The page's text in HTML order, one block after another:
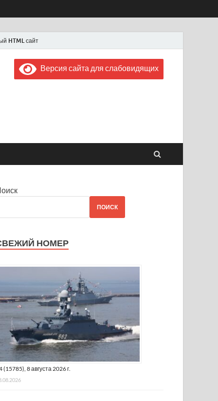
HTML сайт
Россия"
1956 года
Версия сайта для слабовидящих
ПОИСК
НОМЕР
(15785), 8 августа 2026 г.